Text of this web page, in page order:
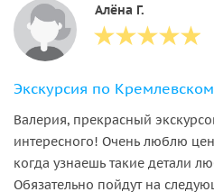
Алёна Г.
Экскурсия по
Валерия, прекрасный
интересного! Очень люблю
когда узнаешь такие детали
Обязательно пойдут на